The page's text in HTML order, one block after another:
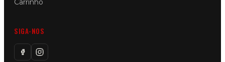
Carrinho
SIGA-NOS